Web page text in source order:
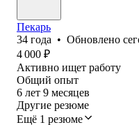
Пекарь
34 года • Обновлено
4 000 ₽
Активно ищет работу
Общий опыт
6 лет 9 месяцев
Другие резюме
Ещё 1 резюме